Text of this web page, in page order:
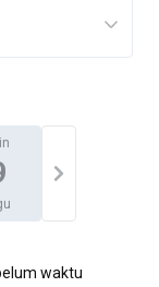
waktu